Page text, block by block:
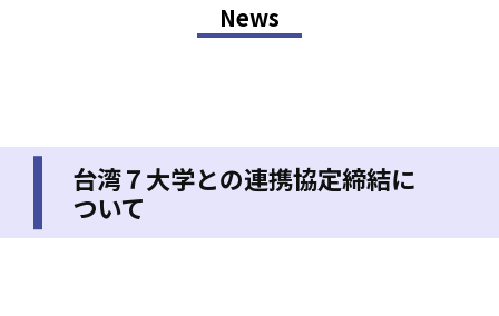
News
台湾７大学との連携協定締結に
ついて